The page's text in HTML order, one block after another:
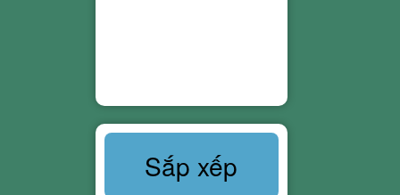
Sắp xếp